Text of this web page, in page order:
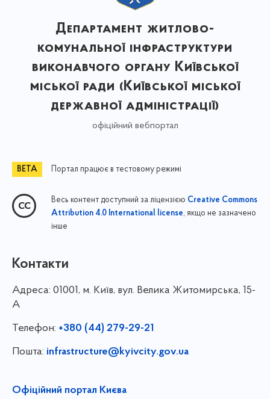
Департамент житлово-
комунальної інфраструктури
виконавчого органу Київської
міської ради (Київської міської
державної адміністрації)
офіційний вебпортал
Портал працює в тестовому режимі
Весь контент доступний за ліцензією Creative Commons
Attribution 4.0 International license, якщо не зазначено
інше
Контакти
Адреса: 01001, м. Київ, вул. Велика Житомирська, 15-
А
Телефон: +380 (44) 279-29-21
Пошта: infrastructure@kyivcity.gov.ua
Офіційний портал Києва